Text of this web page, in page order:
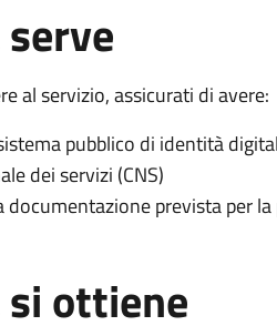
serve
al servizio, assicurati di avere:
pubblico di identità
dei servizi (CNS)
prevista per
si ottiene